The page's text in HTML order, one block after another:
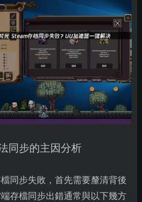
同步的主因分析
同步失敗，首先需要釐清背後
存檔同步出錯通常與以下幾方